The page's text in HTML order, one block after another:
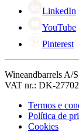
LinkedIn
YouTube
Pinterest
Wineandbarrels A/
VAT nr.: DK-
Termos e
Política de
Cookies